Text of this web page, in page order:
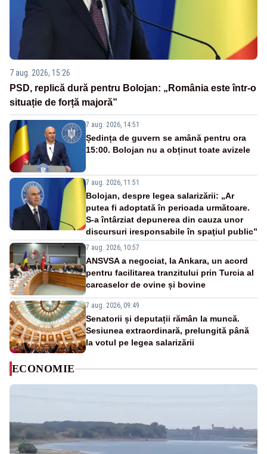
7 aug. 2026, 15:26
PSD, replică dură pentru Bolojan: „România este într-o
situație de forță majoră”
7 aug. 2026, 14:51
Ședința de guvern se amână pentru ora
15:00. Bolojan nu a obținut toate avizele
7 aug. 2026, 11:51
Bolojan, despre legea salarizării: „Ar
putea fi adoptată în perioada următoare.
S-a întârziat depunerea din cauza unor
discursuri iresponsabile în spaţiul public”
7 aug. 2026, 10:57
ANSVSA a negociat, la Ankara, un acord
pentru facilitarea tranzitului prin Turcia al
carcaselor de ovine și bovine
7 aug. 2026, 09:49
Senatorii și deputații rămân la muncă.
Sesiunea extraordinară, prelungită până
la votul pe legea salarizării
ECONOMIE